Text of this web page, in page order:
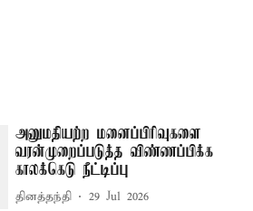
அனுமதியற்ற மனைப்பிரிவுகளை
வரன்முறைப்படுத்த விண்ணப்பிக்க
காலக்கெடு நீட்டிப்பு
தினத்தந்தி 29 Jul 2026